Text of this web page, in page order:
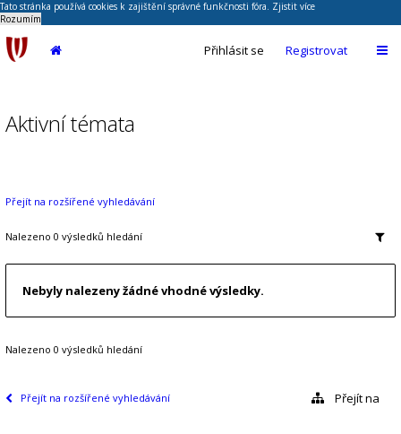
Tato stránka používá cookies k zajištění správné funkčnosti fóra. Zjistit více
Rozumím
Přihlásit se Registrovat
Aktivní témata
Přejít na rozšířené vyhledávání
Nalezeno 0 výsledků hledání
Nebyly nalezeny žádné vhodné výsledky.
Nalezeno 0 výsledků hledání
Přejít na rozšířené vyhledávání Přejít na